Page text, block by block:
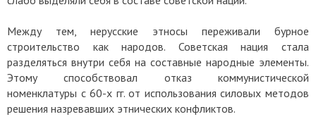
Между тем, нерусские этносы переживали бурное
строительство как народов. Советская нация стала
разделяться внутри себя на составные народные элементы.
Этому способствовал отказ коммунистической
номенклатуры с 60-х гг. от использования силовых методов
решения назревавших этнических конфликтов.